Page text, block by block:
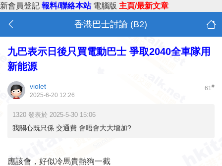
新會員登記 報料/聯絡本站 電腦版 主頁/最新文章
香港巴士討論 (B2)
九巴表示日後只買電動巴士 爭取2040全車隊用
新能源
61#
violet
2025-6-20 12:26
1320 發表於 2025-5-30 15:06
我關心既只係 交通費 會唔會大大增加?
應該會，好似冷馬貴熱狗一截